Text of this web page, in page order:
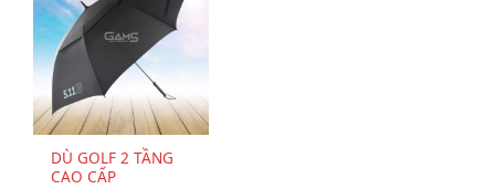
DÙ GOLF 2 TẦNG
CAO CẤP